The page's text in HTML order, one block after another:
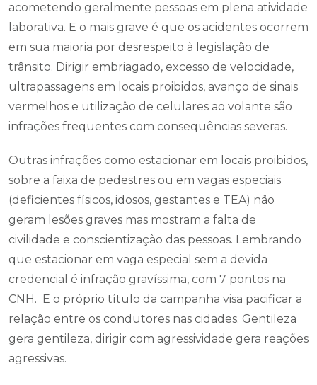
acometendo geralmente pessoas em plena atividade
laborativa. E o mais grave é que os acidentes ocorrem
em sua maioria por desrespeito à legislação de
trânsito. Dirigir embriagado, excesso de velocidade,
ultrapassagens em locais proibidos, avanço de sinais
vermelhos e utilização de celulares ao volante são
infrações frequentes com consequências severas.
Outras infrações como estacionar em locais proibidos,
sobre a faixa de pedestres ou em vagas especiais
(deficientes físicos, idosos, gestantes e TEA) não
geram lesões graves mas mostram a falta de
civilidade e conscientização das pessoas. Lembrando
que estacionar em vaga especial sem a devida
credencial é infração gravíssima, com 7 pontos na
CNH. E o próprio título da campanha visa pacificar a
relação entre os condutores nas cidades. Gentileza
gera gentileza, dirigir com agressividade gera reações
agressivas.